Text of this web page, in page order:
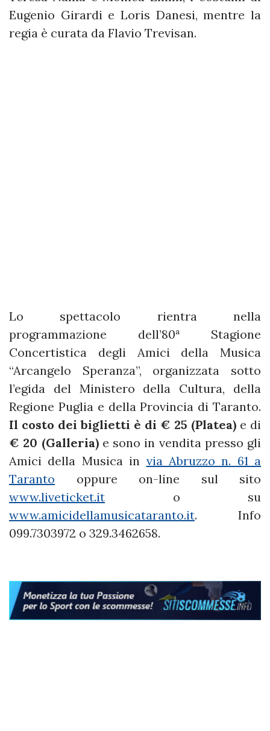
Eugenio Girardi e Loris Danesi, mentre la
regia è curata da Flavio Trevisan.
Lo spettacolo rientra nella
programmazione dell’80ª Stagione
Concertistica degli Amici della Musica
“Arcangelo Speranza”, organizzata sotto
l’egida del Ministero della Cultura, della
Regione Puglia e della Provincia di Taranto.
Il costo dei biglietti è di € 25 (Platea) e di
€ 20 (Galleria)e sono in vendita presso gli
Amici della Musica in via Abruzzo n. 61 a
Taranto oppure on-line sul sito
www.liveticket.it o su
www.amicidellamusicataranto.it. Info
099.7303972 o 329.3462658.